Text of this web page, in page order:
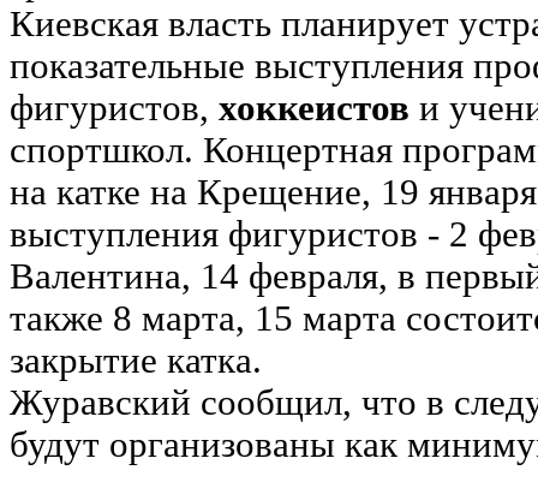
Киевская власть планирует
показательные выступления
фигуристов, хоккеистов и
спортшкол. Концертная
на катке на Крещение, 19
выступления фигуристов - 2
Валентина, 14 февраля, в
также 8 марта, 15 марта
закрытие катка.
Журавский сообщил, что в
будут организованы как